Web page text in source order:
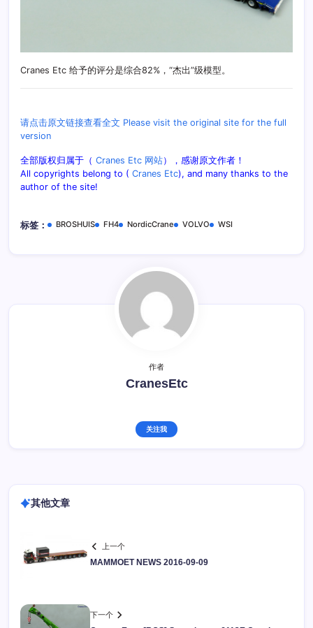
Cranes Etc 给予的评分是综合82%，“杰出”级模型。
请点击原文链接查看全文 Please visit the original site for the full
version
全部版权归属于（ Cranes Etc 网站），感谢原文作者！
All copyrights belong to ( Cranes Etc), and many thanks to the
author of the site!
标签： BROSHUIS FH4 NordicCrane VOLVO WSI
作者
CranesEtc
关注我
其他文章
上一个
MAMMOET NEWS 2016-09-09
下一个